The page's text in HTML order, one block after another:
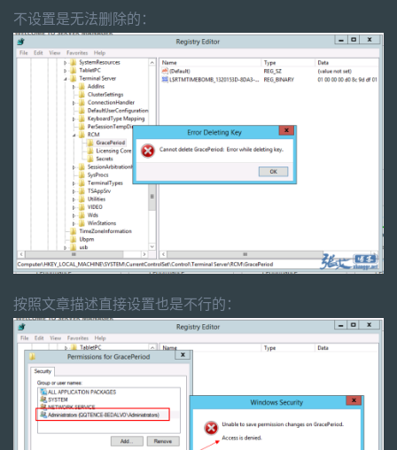
不设置是无法删除的：
按照文章描述直接设置也是不行的：